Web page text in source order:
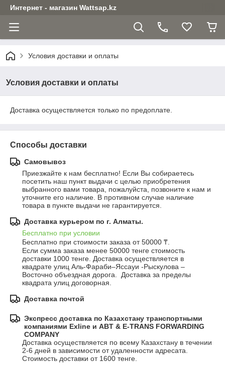
Интернет - магазин Wattsap.kz
Условия доставки и оплаты
Условия доставки и оплаты
Доставка осуществляется только по предоплате.
Способы доставки
Самовывоз
Приезжайте к нам бесплатно! Если Вы собираетесь
посетить наш пункт выдачи с целью приобретения
выбранного вами товара, пожалуйста, позвоните к нам и
уточните его наличие. В противном случае наличие
товара в пункте выдачи не гарантируется.
Доставка курьером по г. Алматы.
Бесплатно при условии
Бесплатно при стоимости заказа от 50000 ₸.
Если сумма заказа менее 50000 тенге стоимость
доставки 1000 тенге. Доставка осуществляется в
квадрате улиц Аль-Фараби–Яссауи -Рыскулова –
Восточно объездная дорога.  Доставка за пределы
квадрата улиц договорная.
Доставка почтой
Экспресс доставка по Казахстану транспортными
компаниями Exline и ABT & E-TRANS FORWARDING
COMPANY
Доставка осуществляется по всему Казахстану в течении
2-6 дней в зависимости от удаленности адресата.
Стоимость доставки от 1600 тенге.